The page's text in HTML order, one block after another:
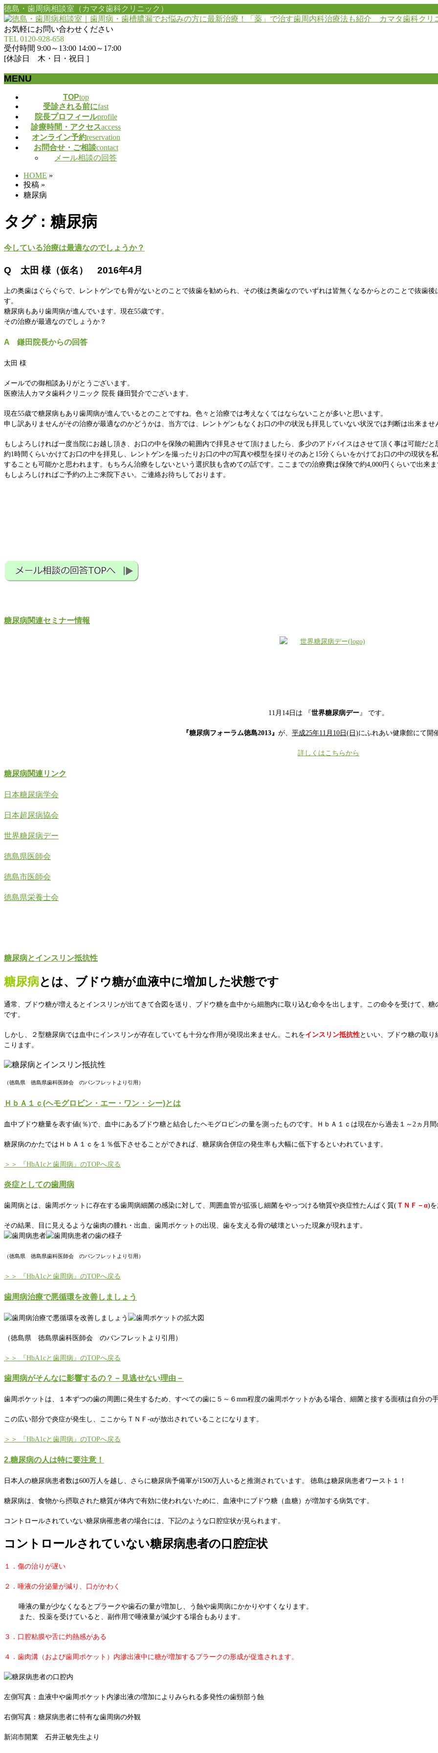
徳島・歯周病相談室（カマタ歯科クリニック）
お気軽にお問い合わせください
TEL 0120-928-658
受付時間 9:00～13:00 14:00～17:00
[休診日 木・日・祝日 ]
MENU
TOPtop
受診される前にfast
院長プロフィールprofile
診療時間・アクセスaccess
オンライン予約reservation
お問合せ・ご相談contact
メール相談の回答
HOME »
投稿 »
糖尿病
タグ : 糖尿病
今している治療は最適なのでしょうか？
Q 太田 様（仮名） 2016年4月
上の奥歯はぐらぐらで、レントゲンでも骨がないとのことで抜歯を勧められ、その後は奥歯なのでいずれは皆無くなるからとのことで抜歯
す。
糖尿病もあり歯周病が進んでいます。現在55歳です。
その治療が最適なのでしょうか？
A 鎌田院長からの回答
太田 様
メールでの御相談ありがとうございます。
医療法人カマタ歯科クリニック 院長 鎌田賢介でございます。
現在55歳で糖尿病もあり歯周病が進んでいるとのことですね。色々と治療では考えなくてはならないことが多いと思います。
申し訳ありませんがその治療が最適なのかどうかは、当方では、レントゲンもなくお口の中の状況も拝見していない状況では判断は出来ませ
もしよろしければ一度当院にお越し頂き、お口の中を保険の範囲内で拝見させて頂けましたら、多少のアドバイスはさせて頂く事は可能だと
約1時間くらいかけてお口の中を拝見し、レントゲンを撮ったりお口の中の写真や模型を採りそのあと15分くらいをかけてお口の中の現状
することも可能かと思われます。もちろん治療をしないという選択肢も含めての話です。ここまでの治療費は保険で約4,000円くらいで出来ま
もしよろしければご予約の上ご来院下さい。ご連絡お待ちしております。
糖尿病関連セミナー情報
11月14日は 『世界糖尿病デー』 です。
『糖尿病フォーラム徳島2013』 が、 平成25年11月10日(日)にふれあい健康館にて開
詳しくはこちらから
糖尿病関連リンク
日本糖尿病学会
日本超尿病協会
世界糖尿病デー
徳島県医師会
徳島市医師会
徳島県栄養士会
糖尿病とインスリン抵抗性
糖尿病とは、ブドウ糖が血液中に増加した状態です
通常、ブドウ糖が増えるとインスリンが出てきて合図を送り、ブドウ糖を血中から細胞内に取り込む命令を出します。この命令を受けて、
です。
しかし、２型糖尿病では血中にインスリンが存在していても十分な作用が発現出来ません。これをインスリン抵抗性といい、ブドウ糖の取
こります。
（徳島県 徳島県歯科医師会 のパンフレットより引用）
ＨｂＡ１ｃ(ヘモグロビン・エー・ワン・シー)とは
血中ブドウ糖量を表す値(％)で、血中にあるブドウ糖と結合したヘモグロビンの量を測ったものです。ＨｂＡ１ｃは現在から過去１～2ヵ月間
糖尿病のかたではＨｂＡ１ｃを１％低下させることができれば、糖尿病合併症の発生率も大幅に低下するといわれています。
＞＞ 『HbA1cと歯周病』のTOPへ戻る
炎症としての歯周病
歯周病とは、歯周ポケットに存在する歯周病細菌の感染に対して、周囲血管が拡張し細菌をやっつける物質や炎症性たんぱく質( ＴＮＦ－α)を
その結果、目に見えるような歯肉の腫れ・出血、歯周ポケットの出現、歯を支える骨の破壊といった現象が現れます。
（徳島県 徳島県歯科医師会 のパンフレットより引用）
＞＞ 『HbA1cと歯周病』のTOPへ戻る
歯周病治療で悪循環を改善しましょう
（徳島県 徳島県歯科医師会 のパンフレットより引用）
＞＞ 『HbA1cと歯周病』のTOPへ戻る
歯周病がそんなに影響するの？－見逃せない理由－
歯周ポケットは、１本ずつの歯の周囲に発生するため、すべての歯に５～６mm程度の歯周ポケットがある場合、細菌と接する面積は自分の
この広い部分で炎症が発生し、ここからＴＮＦ-αが放出されていることになります。
＞＞ 『HbA1cと歯周病』のTOPへ戻る
2.糖尿病の人は特に要注意！
日本人の糖尿病患者数は600万人を越し、さらに糖尿病予備軍が1500万人いると推測されています。 徳島は糖尿病患者ワースト１！
糖尿病は、食物から摂取された糖質が体内で有効に使われないために、血液中にブドウ糖（血糖）が増加する病気です。
コントロールされていない糖尿病罹患者の場合には、下記のような口腔症状が見られます。
コントロールされていない糖尿病患者の口腔症状
１．傷の治りが遅い
２．唾液の分泌量が減り、口がかわく
唾液の量が少なくなるとプラークや歯石の量が増加し、う蝕や歯周病にかかりやすくなります。
また、投薬を受けていると、副作用で唾液量が減少する場合もあります。
３．口腔粘膜や舌に灼熱感がある
４．歯肉溝（および歯周ポケット）内滲出液中に糖が増加するプラークの形成が促進されます。
左側写真：血液中や歯周ポケット内滲出液の増加によりみられる多発性の歯頸部う蝕
右側写真：糖尿病患者に特有な歯周病の外観
新潟市開業 石井正敏先生より